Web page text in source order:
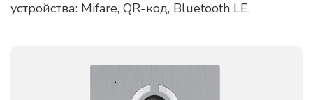
устройства: Mifare, QR-код, Bluetooth LE.